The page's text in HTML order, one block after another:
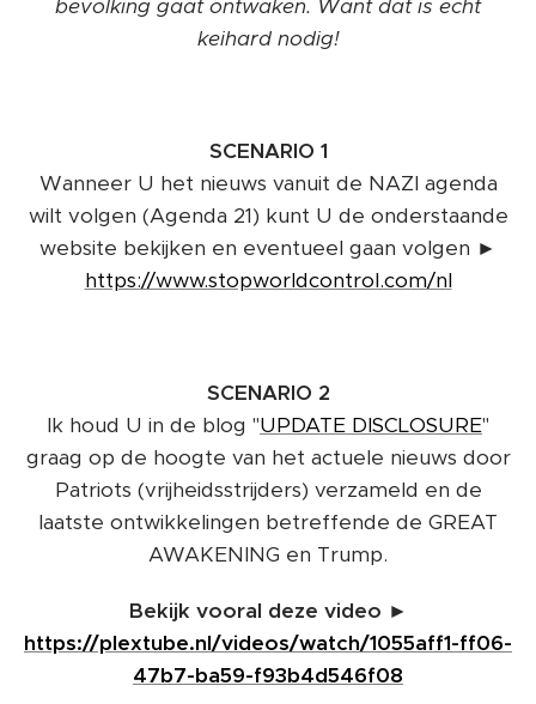
bevolking gaat ontwaken. Want dat is echt
keihard nodig!
SCENARIO 1
Wanneer U het nieuws vanuit de NAZI agenda
wilt volgen (Agenda 21) kunt U de onderstaande
website bekijken en eventueel gaan volgen ►
https://www.stopworldcontrol.com/nl
SCENARIO 2
Ik houd U in de blog "UPDATE DISCLOSURE"
graag op de hoogte van het actuele nieuws door
Patriots (vrijheidsstrijders) verzameld en de
laatste ontwikkelingen betreffende de GREAT
AWAKENING en Trump.
Bekijk vooral deze video ►
https://plextube.nl/videos/watch/1055aff1-ff06-
47b7-ba59-f93b4d546f08